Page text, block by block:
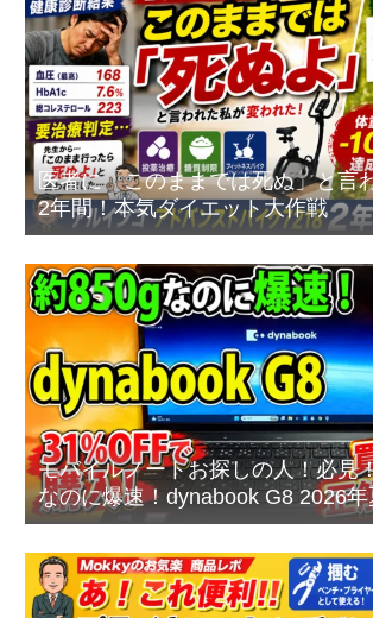
医者に「このままでは死ぬ」と言
2年間！本気ダイエット大作戦
モバイルノートお探しの人！必見
なのに爆速！dynabook G8 2026
本音レビュー